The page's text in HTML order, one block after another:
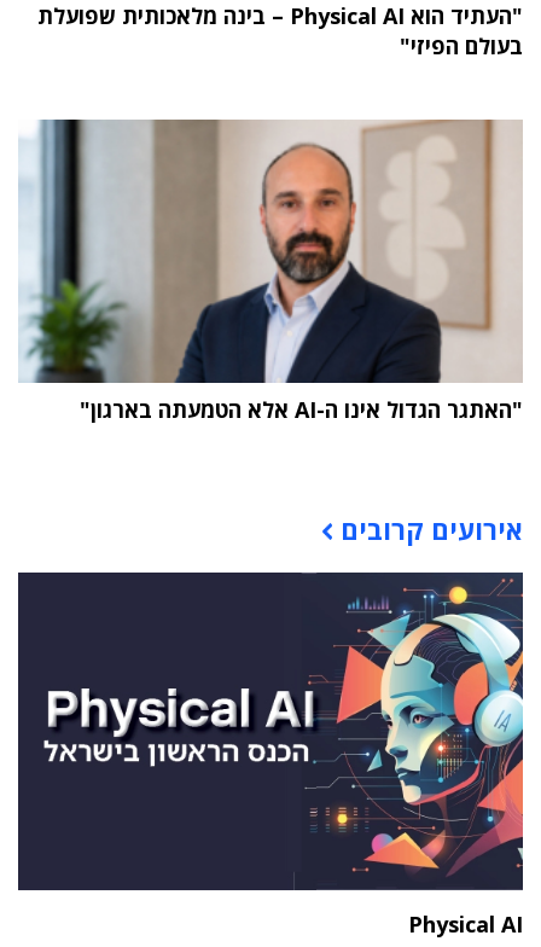
"העתיד הוא Physical AI – בינה מלאכותית שפועלת
בעולם הפיזי"
"האתגר הגדול אינו ה-AI אלא הטמעתה בארגון"
אירועים קרובים
Physical AI